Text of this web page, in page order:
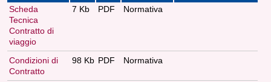
Scheda
Tecnica
Contratto di
viaggio
7 Kb PDF Normativa
Condizioni di
Contratto
98 Kb PDF Normativa